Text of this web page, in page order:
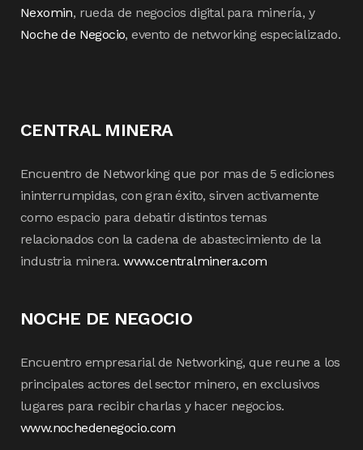
Nexomin, rueda de negocios digital para minería, y
Noche de Negocio, evento de networking especializado.
CENTRAL MINERA
Encuentro de Networking que por mas de 5 ediciones
ininterrumpidas, con gran éxito, sirven activamente
como espacio para debatir distintos temas
relacionados con la cadena de abastecimiento de la
industria minera.www.centralminera.com
NOCHE DE NEGOCIO
Encuentro empresarial de Networking, que reune a los
principales actores del sector minero, en exclusivos
lugares para recibir charlas y hacer negocios.
www.nochedenegocio.com